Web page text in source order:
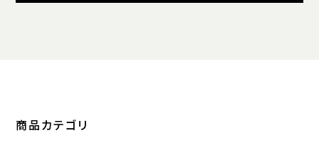
商品カテゴリ